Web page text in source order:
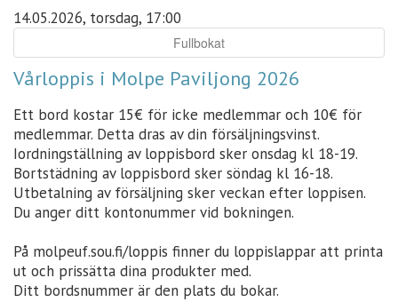
14.05.2026, torsdag, 17:00
Fullbokat
Vårloppis i Molpe Paviljong 2026
Ett bord kostar 15€ för icke medlemmar och 10€ för
medlemmar. Detta dras av din försäljningsvinst.
Iordningställning av loppisbord sker onsdag kl 18-19.
Bortstädning av loppisbord sker söndag kl 16-18.
Utbetalning av försäljning sker veckan efter loppisen.
Du anger ditt kontonummer vid bokningen.
På molpeuf.sou.fi/loppis finner du loppislappar att printa
ut och prissätta dina produkter med.
Ditt bordsnummer är den plats du bokar.